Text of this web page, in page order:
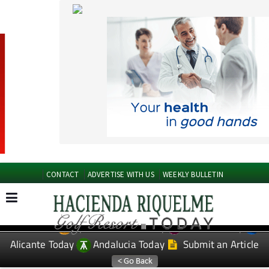
EDITIONS: Spanish News Today
Murcia Today
Alicante Today
Andalucia Today Submit an Article
TAP FOR Hacienda Riquelme Golf Resort